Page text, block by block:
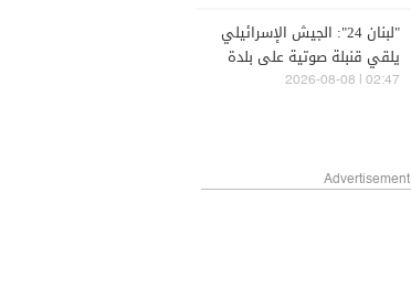
"لبنان 24": الجيش الإسرائيلي
يلقي قنبلة صوتية على بلدة
الحنية
02:47 | 2026-08-08
Advertisement